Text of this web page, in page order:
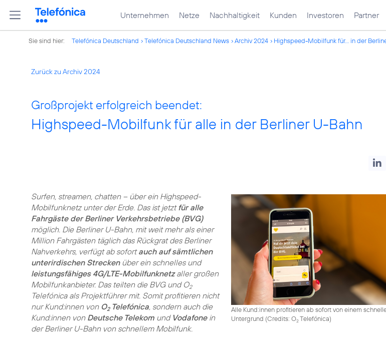
Unternehmen Netze Nachhaltigkeit Kunden Investoren Partner
Sie sind hier: Telefónica Deutschland Telefónica Deutschland News Archiv 2024 Highspeed-Mobilfunk für... in der
Zurück zu Archiv 2024
Großprojekt erfolgreich beendet:
Highspeed-Mobilfunk für alle in der Berliner U-Bahn
Alle Kund:innen profitieren ab sofort von einem
Untergrund (Credits: O2Telefónica)
Surfen, streamen, chatten – über ein Highspeed-
Mobilfunknetz unter der Erde. Das ist jetztfür alle
Fahrgäste der Berliner Verkehrsbetriebe (BVG)
möglich. Die Berliner U-Bahn, mit weit mehr als einer
Million Fahrgästen täglich das Rückgrat des Berliner
Nahverkehrs, verfügt ab sofortauch auf sämtlichen
unterirdischen Streckenüber ein schnelles und
leistungsfähiges 4G/LTE-Mobilfunknetzaller großen
Mobilfunkanbieter. Das teilten die BVG und O2
Telefónica als Projektführer mit. Somit profitieren nicht
nur Kund:innen von O2Telefónica, sondern auch die
Kund:innen von Deutsche Telekom und Vodafonein
der Berliner U-Bahn von schnellem Mobilfunk.